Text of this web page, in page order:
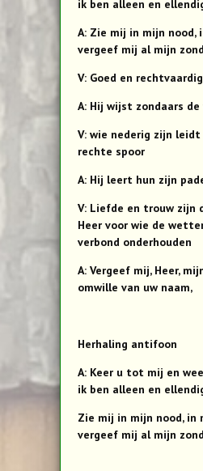
ik ben alleen en
A: Zie mij in mijn nood,
vergeef mij al mijn
V: Goed en
A: Hij wijst zondaars de
V: wie nederig zijn
rechte spoor
A: Hij leert hun zijn
V: Liefde en trouw zijn
Heer voor wie de
verbond onderhouden
A: Vergeef mij, Heer,
omwille van uw naam,
Herhaling antifoon
A: Keer u tot mij en
ik ben alleen en
Zie mij in mijn nood, in
vergeef mij al mijn